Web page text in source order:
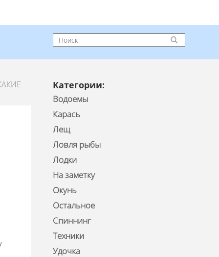
Категории:
Водоемы
Карась
Лещ
Ловля рыбы
Лодки
На заметку
Окунь
Остальное
Спиннинг
Техники
Удочка